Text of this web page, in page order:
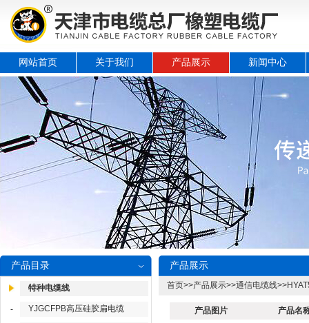
网站首页 关于我们 产品展示 新闻中心
产品目录
特种电缆线
- YJGCFPB高压硅胶扁电缆
产品展示
首页>>产品展示>>通信电缆线>>
产品图片 产品名